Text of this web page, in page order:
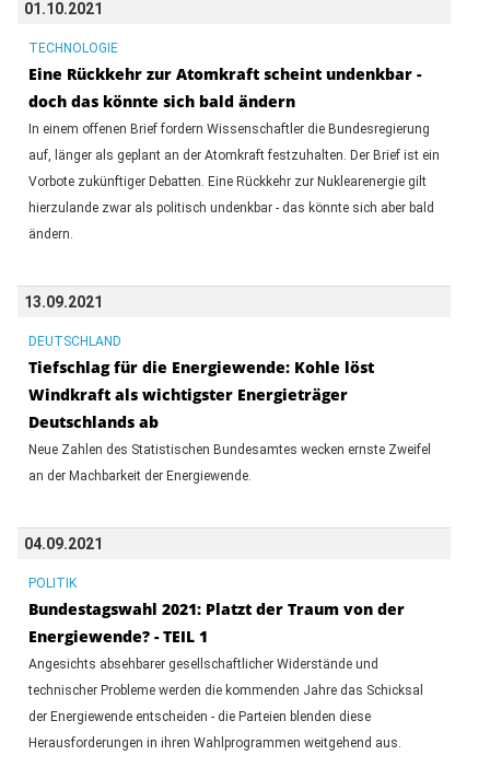
01.10.2021
TECHNOLOGIE
Eine Rückkehr zur Atomkraft scheint undenkbar -
doch das könnte sich bald ändern
In einem offenen Brief fordern Wissenschaftler die Bundesregierung
auf, länger als geplant an der Atomkraft festzuhalten. Der Brief ist ein
Vorbote zukünftiger Debatten. Eine Rückkehr zur Nuklearenergie gilt
hierzulande zwar als politisch undenkbar - das könnte sich aber bald
ändern.
13.09.2021
DEUTSCHLAND
Tiefschlag für die Energiewende: Kohle löst
Windkraft als wichtigster Energieträger
Deutschlands ab
Neue Zahlen des Statistischen Bundesamtes wecken ernste Zweifel
an der Machbarkeit der Energiewende.
04.09.2021
POLITIK
Bundestagswahl 2021: Platzt der Traum von der
Energiewende? - TEIL 1
Angesichts absehbarer gesellschaftlicher Widerstände und
technischer Probleme werden die kommenden Jahre das Schicksal
der Energiewende entscheiden - die Parteien blenden diese
Herausforderungen in ihren Wahlprogrammen weitgehend aus.